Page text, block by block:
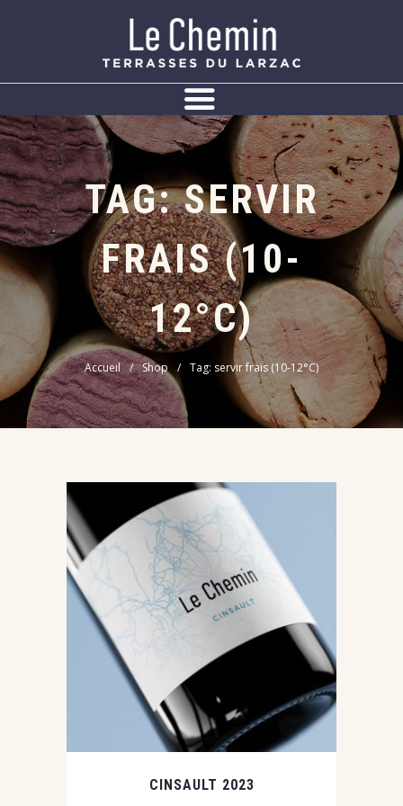
TAG: SERVIR
FRAIS (10-
12°C)
Accueil Shop Tag: servir frais (10-12°C)
CINSAULT 2023